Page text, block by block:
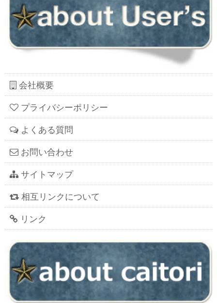
会社概要
プライバシーポリシー
よくある質問
お問い合わせ
サイトマップ
相互リンクについて
リンク